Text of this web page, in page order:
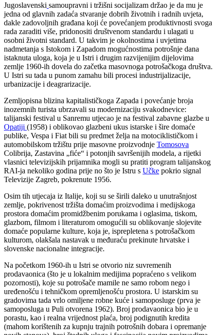
Jugoslavenski samoupravni i tržišni socijalizam držao je da mu je
jedna od glavnih zadaća stvaranje dobrih životnih i radnih uvjeta,
dakle zadovoljnih građana koji će povećanjem produktivnosti svoga
rada zaraditi više, pridonositi društvenom standardu i ulagati u
osobni životni standard. U takvim je okolnostima i uvjetima
nadmetanja s Istokom i Zapadom mogućnostima potrošnje dana
istaknuta uloga, koja je u Istri i drugim razvijenijim dijelovima
zemlje 1960-ih dovela do začetka masovnoga potrošačkoga društva.
U Istri su tada u punom zamahu bili procesi industrijalizacije,
urbanizacije i deagrarizacije.
Zemljopisna blizina kapitalističkoga Zapada i povećanje broja
inozemnih turista ubrzavali su modernizaciju svakodnevice:
talijanski festival u Sanremu utjecao je na festival zabavne glazbe u
Opatiji (1958) i oblikovao glazbeni ukus istarske i šire domaće
publike, Vespa i Fiat bili su predmet želja na motociklističkom i
automobilskom tržištu prije masovne proizvodnje Tomosova
Colibrija, Zastavina „fiće“ i potonjih savršenijih modela, a rijetki
vlasnici televizijskih prijamnika mogli su pratiti program talijanskog
RAI-ja nekoliko godina prije no što je Istru s Učke pokrio signal
Televizije Zagreb, pokrenute 1956.
Osim tih utjecaja iz Italije, koji su se širili daleko u unutrašnjost
zemlje, pokrivenost tržišta domaćim proizvodima i medijskoga
prostora domaćim promidžbenim porukama i oglasima, tiskom,
glazbom, filmom i literaturom omogućili su oblikovanje slojevite
domaće popularne kulture, koja je, isprepletena s potrošačkom
kulturom, olakšala nastavak u međuraću prekinute hrvatske i
slovenske nacionalne integracije.
Na početkom 1960-ih u Istri se otvorio niz suvremenih
prodavaonica (što je u lokalnim medijima popraćeno s velikom
pozornosti), koje su potrošače mamile ne samo robom nego i
uređenošću i tehničkom opremljenošću prostora. U istarskim su
gradovima tada vrlo omiljene robne kuće i samoposluge (prva je
samoposluga u Puli otvorena 1962). Broj prodavaonica bio je u
porastu, kao i realna vrijednost plaća, broj podignutih kredita
(mahom korištenih za kupnju trajnih potrošnih dobara i opremanje